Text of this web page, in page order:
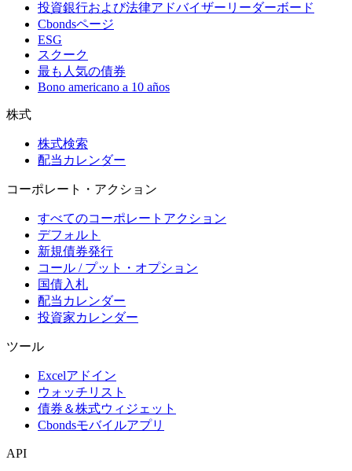
投資銀行および法律アドバイザーリーダーボード
Cbondsページ
ESG
スクーク
最も人気の債券
Bono americano a 10 años
株式
株式検索
配当カレンダー
コーポレート・アクション
すべてのコーポレートアクション
デフォルト
新規債券発行
コール / プット・オプション
国債入札
配当カレンダー
投資家カレンダー
ツール
Excelアドイン
ウォッチリスト
債券＆株式ウィジェット
Cbondsモバイルアプリ
API